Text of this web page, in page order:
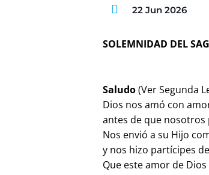
22 Jun 2026
SOLEMNIDAD DEL
Saludo(Ver Segunda
Dios nos amó con
antes de que nosotros
Nos envió a su Hijo
y nos hizo partícipes
Que este amor de